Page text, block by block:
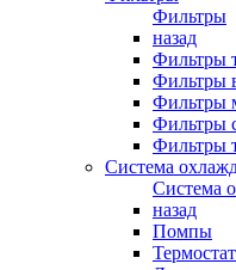
Фильтры
назад
Фильтры
Фильтры
Фильтры
Фильтры
Фильтры
Система
Система
назад
Помпы